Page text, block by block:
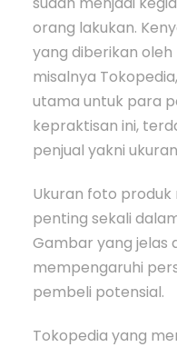
orang lakukan.
yang diberikan
misalnya
utama untuk para
kepraktisan ini,
penjual yakni
Ukuran foto
penting sekali
Gambar yang jelas
mempengaruhi
pembeli potensial.
Tokopedia yang